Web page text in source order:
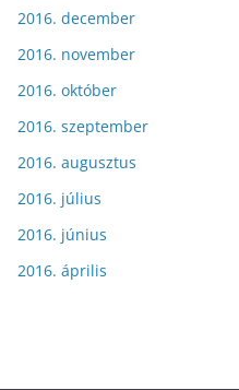
2016. december
2016. november
2016. október
2016. szeptember
2016. augusztus
2016. július
2016. június
2016. április